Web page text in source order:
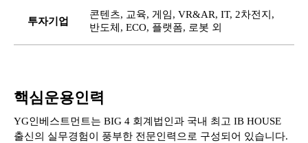
투자기업
콘텐츠, 교육, 게임, VR&AR, IT, 2차전지,
반도체, ECO, 플랫폼, 로봇 외
핵심운용인력
YG인베스트먼트는 BIG 4 회계법인과 국내 최고 IB HOUSE
출신의 실무경험이 풍부한 전문인력으로 구성되어 있습니다.